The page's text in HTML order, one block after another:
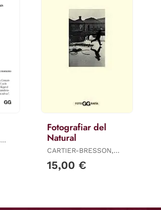
Fotografiar del
Natural
CARTIER-BRESSON,
15,00 €